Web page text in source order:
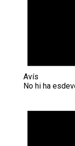
Avís
No hi ha